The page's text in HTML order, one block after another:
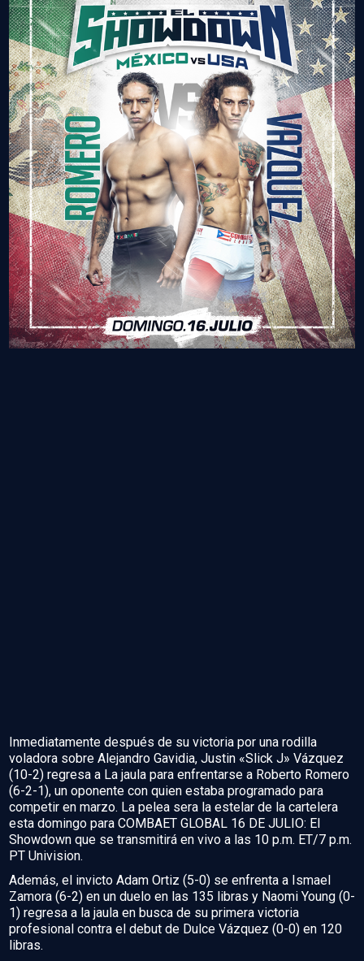
Inmediatamente después de su victoria por una rodilla
voladora sobre Alejandro Gavidia, Justin «Slick J» Vázquez
(10-2) regresa a La jaula para enfrentarse a Roberto Romero
(6-2-1), un oponente con quien estaba programado para
competir en marzo. La pelea sera la estelar de la cartelera
esta domingo para COMBAET GLOBAL 16 DE JULIO: El
Showdown que se transmitirá en vivo a las 10 p.m. ET/7 p.m.
PT Univision.
Además, el invicto Adam Ortiz (5-0) se enfrenta a Ismael
Zamora (6-2) en un duelo en las 135 libras y Naomi Young (0-
1) regresa a la jaula en busca de su primera victoria
profesional contra el debut de Dulce Vázquez (0-0) en 120
libras.